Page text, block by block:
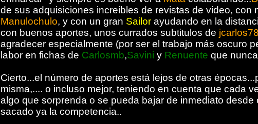
de sus adquisiciones increibles de revistas de video, con
Manulochulo, y con un gran Sailorayudando en la
con buenos aportes, unos currados subtitulos de
agradecer especialmente (por ser el trabajo más oscuro
labor en fichas de Carlosmb,Savini y Renuente que
Cierto...el número de aportes está lejos de otras
misma,.... o incluso mejor, teniendo en cuenta que cada
algo que sorprenda o se pueda bajar de inmediato desde
sacado ya la competencia..